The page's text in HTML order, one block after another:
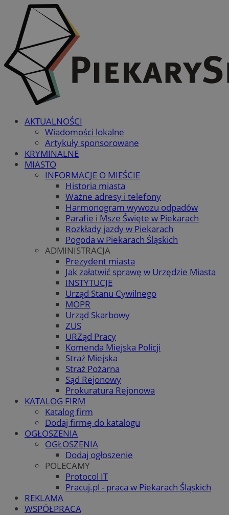
AKTUALNOŚCI
Wiadomości lokalne
Artykuły sponsorowane
KRYMINALNE
MIASTO
INFORMACJE O MIEŚCIE
Historia miasta
Ważne adresy i telefony
Harmonogram wywozu odpadów
Parafie i Msze Święte w Piekarach
Rozkłady jazdy w Piekarach
Pogoda w Piekarach Śląskich
ADMINISTRACJA
Prezydent miasta
Jak załatwić sprawę w Urzędzie Miasta
INSTYTUCJE
Urząd Stanu Cywilnego
MOPR
Urząd Skarbowy
ZUS
URZąd Pracy
Komenda Miejska Policji
Straż Miejska
Straż Pożarna
Sąd Rejonowy
Prokuratura Rejonowa
KATALOG FIRM
Katalog firm
Dodaj firmę do katalogu
OGŁOSZENIA
OGŁOSZENIA
Dodaj ogłoszenie
POLECAMY
Protocol IT
Pracuj.pl - praca w Piekarach Śląskich
REKLAMA
WSPÓŁPRACA